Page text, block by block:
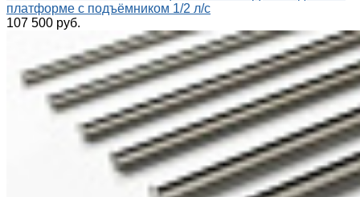
платформе с подъёмником 1/2 л/с
107 500 руб.